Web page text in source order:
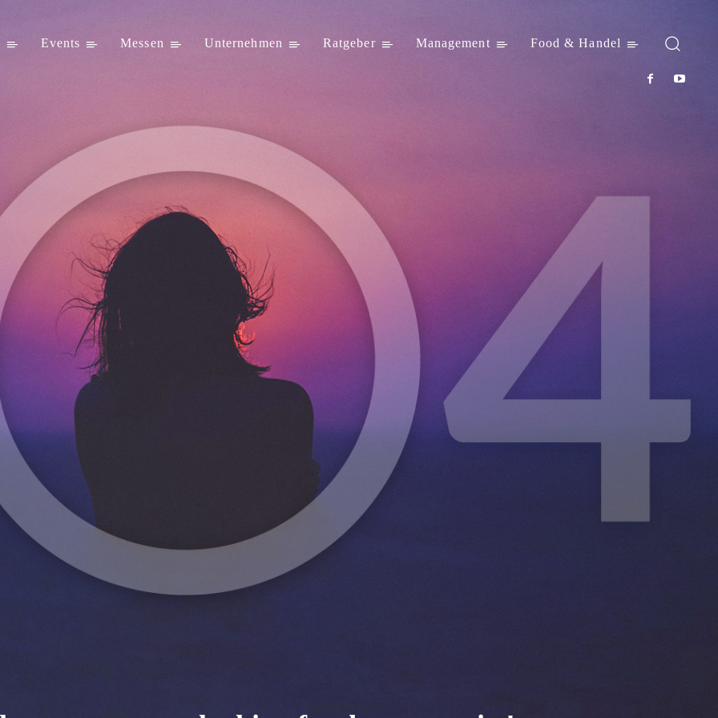
Events Messen Unternehmen Ratgeber Management Food & Handel